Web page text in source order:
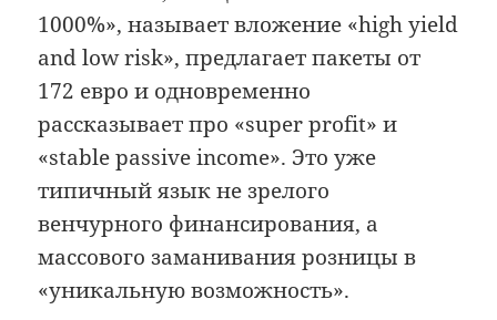
1000%», называет вложение «high yield
and low risk», предлагает пакеты от
172 евро и одновременно
рассказывает про «super profit» и
«stable passive income». Это уже
типичный язык не зрелого
венчурного финансирования, а
массового заманивания розницы в
«уникальную возможность».